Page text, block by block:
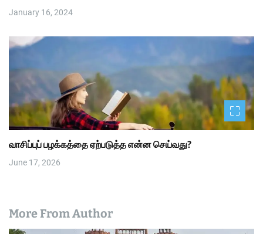
January 16, 2024
வாசிப்புப் பழக்கத்தை ஏற்படுத்த என்ன செய்வது?
June 17, 2026
More From Author